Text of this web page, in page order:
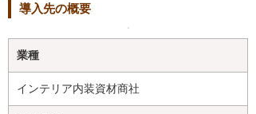
導入先の概要
業種
インテリア内装資材商社